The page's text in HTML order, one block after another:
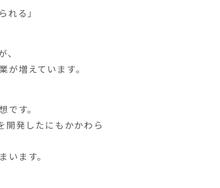
る」
増えています。
す。
開発したにもかかわら
ます。